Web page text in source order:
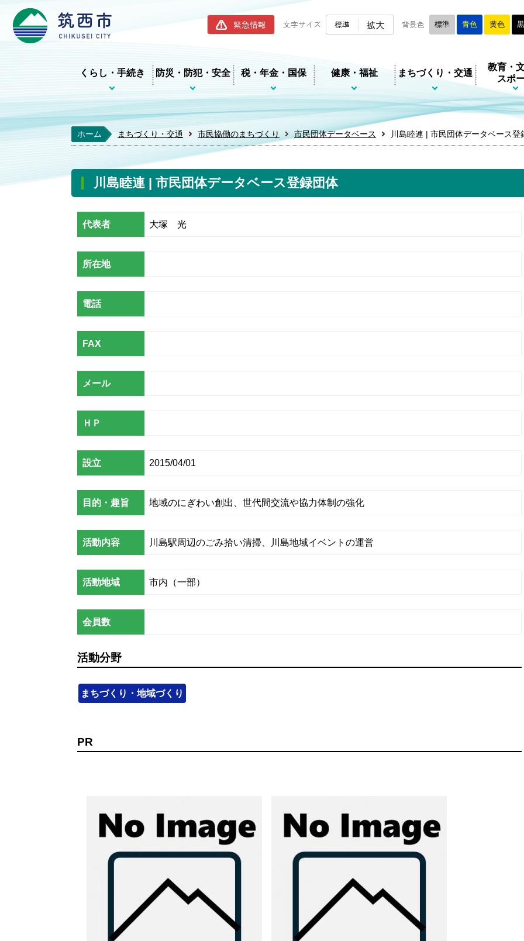
筑西市ホームページ
緊急情報 文字サイズ 標準 拡大 背景色 標準 青色 黄色
くらし・手続き 防災・防犯・安全 税・年金・国保 健康・福祉 まちづくり・交通
教育・
スポ
ホーム まちづくり・交通 市民協働のまちづくり 市民団体データベース 川島睦連 | 市民団体データベース登
川島睦連 | 市民団体データベース登録団体
代表者 大塚 光
所在地
電話
FAX
メール
ＨＰ
設立 2015/04/01
目的・趣旨 地域のにぎわい創出、世代間交流や協力体制の強化
活動内容 川島駅周辺のごみ拾い清掃、川島地域イベントの運営
活動地域 市内（一部）
会員数
活動分野
まちづくり・地域づくり
PR